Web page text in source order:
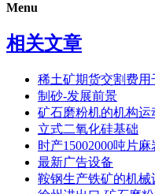
Menu
相关文章
稀土矿期货交割费用
制砂-发展前景
矿石磨粉机的机构运
立式二氧化硅基础
时产15002000吨片
最新广告设备
鞍钢生产铁矿的机械